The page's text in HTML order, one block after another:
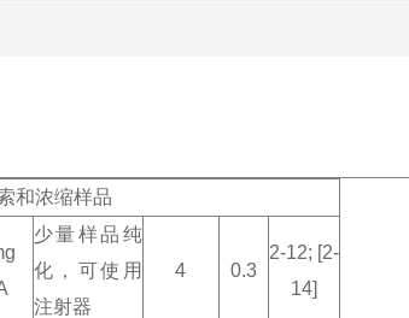
和浓缩样品
少量样品纯
化，可使用
注射器
4 0.3
2-12; [2-
14]